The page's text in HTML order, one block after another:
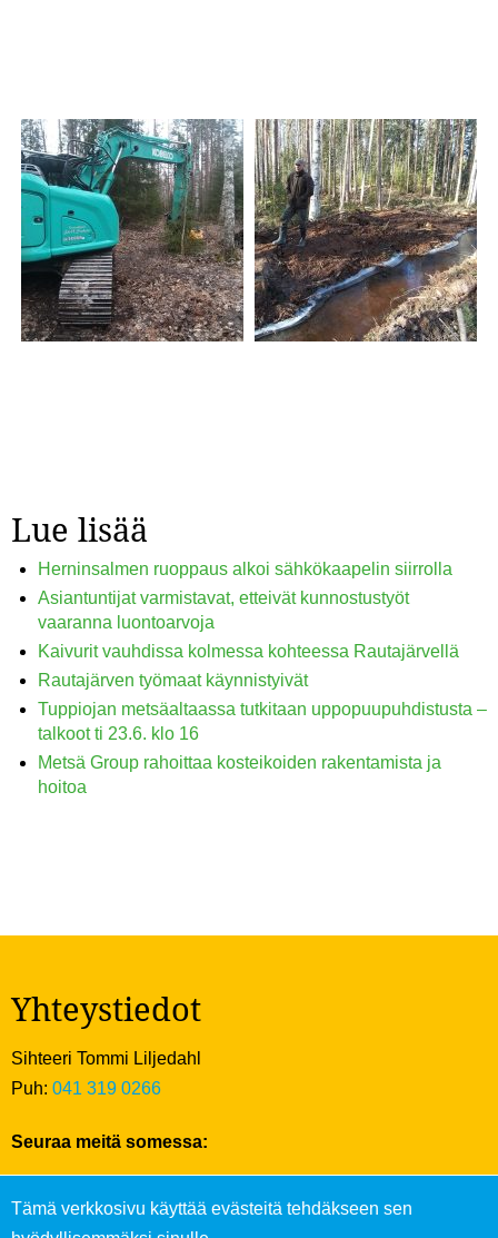
Lue lisää
Herninsalmen ruoppaus alkoi sähkökaapelin siirrolla
Asiantuntijat varmistavat, etteivät kunnostustyöt
vaaranna luontoarvoja
Kaivurit vauhdissa kolmessa kohteessa Rautajärvellä
Rautajärven työmaat käynnistyivät
Tuppiojan metsäaltaassa tutkitaan uppopuupuhdistusta –
talkoot ti 23.6. klo 16
Metsä Group rahoittaa kosteikoiden rakentamista ja
hoitoa
Yhteystiedot
Sihteeri Tommi Liljedahl
Puh: 041 319 0266
Seuraa meitä somessa:
Tämä verkkosivu käyttää evästeitä tehdäkseen sen